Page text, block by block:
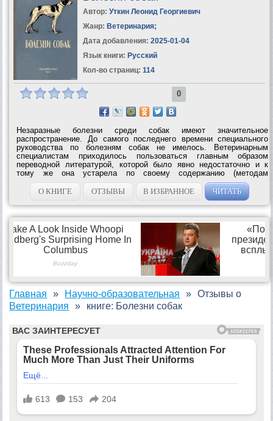
Автор: Уткин Леонид Георгиевич
Жанр: Ветеринария;
Дата добавления: 2025-01-04
Язык книги: Русский
Кол-во страниц: 114
0
Незаразные болезни среди собак имеют значительное
распространение. До самого последнего времени специального
руководства по болезням собак не имелось. Ветеринарным
специалистам приходилось пользоваться главным образом
переводной литературой, которой было явно недостаточно и к
тому же она устарела по своему содержанию (методам
исследований и лечения) и не отвечает современным требованиям
к подобного рода руководствам....
О КНИГЕ ОТЗЫВЫ В ИЗБРАННОЕ ЧИТАТЬ
Главная
Научно-образовательная
Ветеринария
Отзывы о
книге: Болезни собак